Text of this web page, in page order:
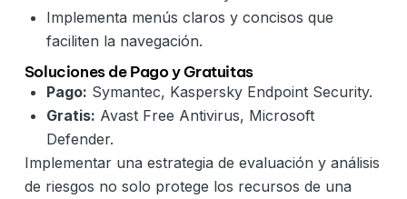
Implementa menús claros y concisos que
faciliten la navegación.
Soluciones de Pago y Gratuitas
Pago: Symantec, Kaspersky Endpoint Security.
Gratis: Avast Free Antivirus, Microsoft
Defender.
Implementar una estrategia de evaluación y análisis
de riesgos no solo protege los recursos de una